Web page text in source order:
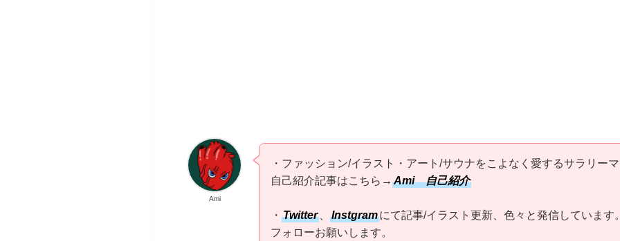
Ami
・ファッション/イラスト・アート/サウナをこよなく愛するサラリー
自己紹介記事はこちら→ Ami 自己紹介
・ Twitter Instgramにて記事/イラスト更新、色々と発信しています
フォローお願いします。